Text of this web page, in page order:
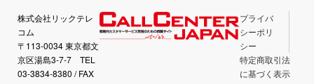
株式会社リックテレ
コム
〒113-0034 東京都文
京区湯島3-7-7 TEL
03-3834-8380 / FAX
プライバ
シーポリ
シー
特定商取引法
に基づく表示